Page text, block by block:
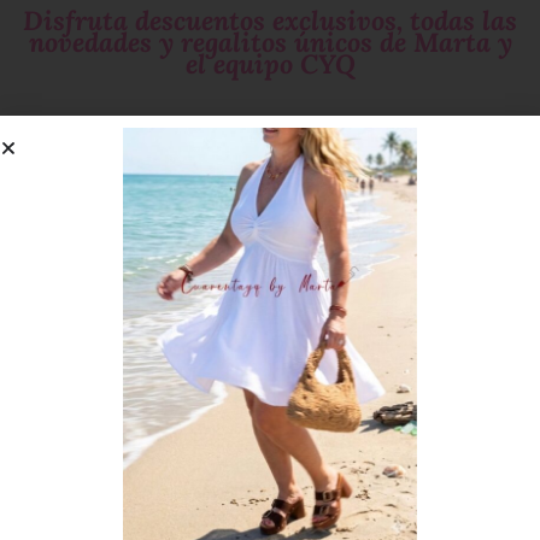
Disfruta descuentos exclusivos, todas las
novedades y regalitos únicos de Marta y
el equipo CYQ
Si te gustan las
sorpresas
suscríbete!
¡SUSCRÍBETE AHORA!
Aviso Legaly acepto la Política de Privacidad.
Cumpleaños ;)